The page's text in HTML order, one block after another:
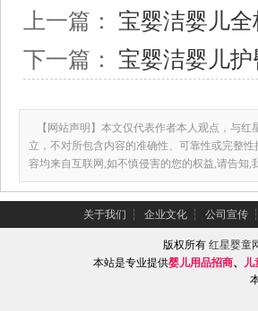
上一篇： 宝婴洁婴儿
下一篇： 宝婴洁婴儿护
【网站声明】本文仅代表作者本人观点，与红
立，不对所包含内容的准确性、可靠性或完整
容均来自互联网,如不慎侵害的您的权益,请告知,
关于我们 ┆ 企业文化 ┆ 公司宣传 ┆
版权所有红星婴童
本站是专业提供婴儿用品招商、 儿